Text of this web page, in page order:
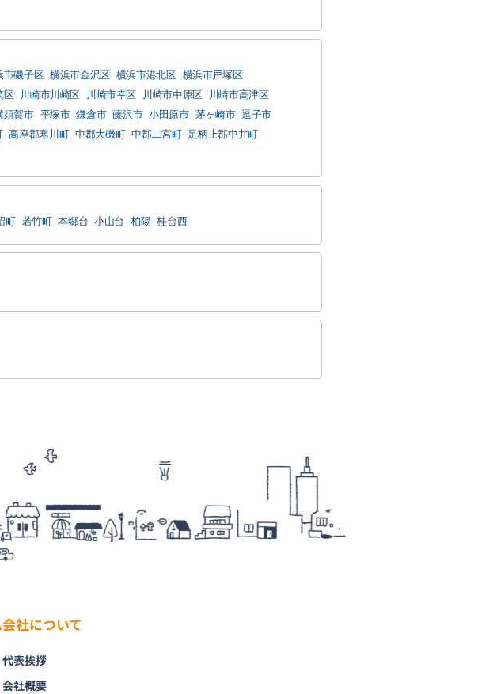
市磯子区 横浜市金沢区 横浜市港北区 横浜市戸塚区
区 川崎市川崎区 川崎市幸区 川崎市中原区
川崎市高津区
須賀市 平塚市 鎌倉市 藤沢市 小田原市 茅ヶ崎市 逗子市
高座郡寒川町 中郡大磯町 中郡二宮町
足柄上郡中井町
町 若竹町 本郷台 小山台 柏陽 桂台西
会社について
代表挨拶
会社概要